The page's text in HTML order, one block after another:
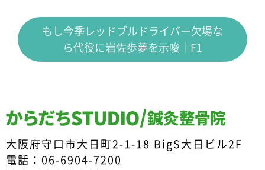
もし今季レッドブルドライバー欠場な
ら代役に岩佐歩夢を示唆｜F1
大阪府守口市大日町2-1-18 BigS大日ビル2F
電話： 06-6904-7200